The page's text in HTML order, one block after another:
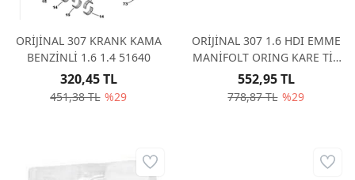
ORİJİNAL 307 KRANK KAMA
BENZİNLİ 1.6 1.4 51640
451,38 TL %29
320,45 TL
ORİJİNAL 307 1.6 HDI EMME
MANİFOLT ORING KARE TİP
0348S5
778,87 TL %29
552,95 TL